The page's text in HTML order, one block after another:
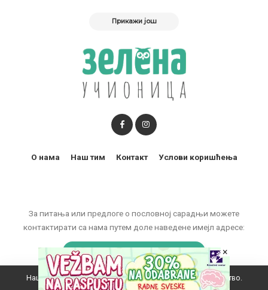
Прикажи још
За питања или предлоге о пословној сарадњи можете
контактирати са нама путем доле наведене имејл адресе:
marketing@zelenaucionica.com
О нама Наш тим Контакт Услови коришћења
Наш вебсајт користи колачиће да побољша ваше искуство.
×